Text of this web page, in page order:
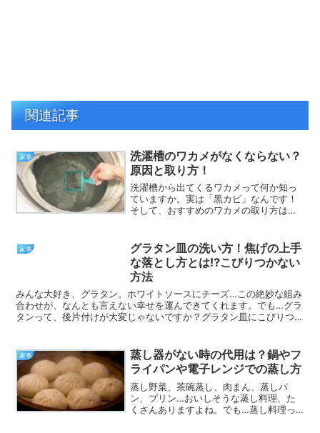
関連記事
家事
洗濯槽のワカメがなくならない？
原因と取り方！
洗濯槽から出てくるワカメって何か知っ
ていますか。実は「黒カビ」なんです！
そして、おすすめのワカメの取り方は洗
す。ここでは、洗濯槽のワカメ「黒カ
ビ」の取り方と、ワカメが発生...
家事
グラタン皿の洗い方！焦げの上手
な落とし方とは⁉こびりつかない
方法
みんな大好き、グラタン。ホワイトソースにチーズ…この絶妙な組み
合わせが、なんとも言えない幸せを運んできてくれます。でも…グラ
タンって、後片付けが大変じゃないですか？グラタン皿にこびりつい
家事
蒸し器がない時の代用は？鍋やフ
ライパンや電子レンジでの蒸し方
蒸し野菜、茶碗蒸し、肉まん、蒸しパ
ン、プリン…おいしそうな蒸し料理、た
くさんありますよね。でも…蒸し料理っ